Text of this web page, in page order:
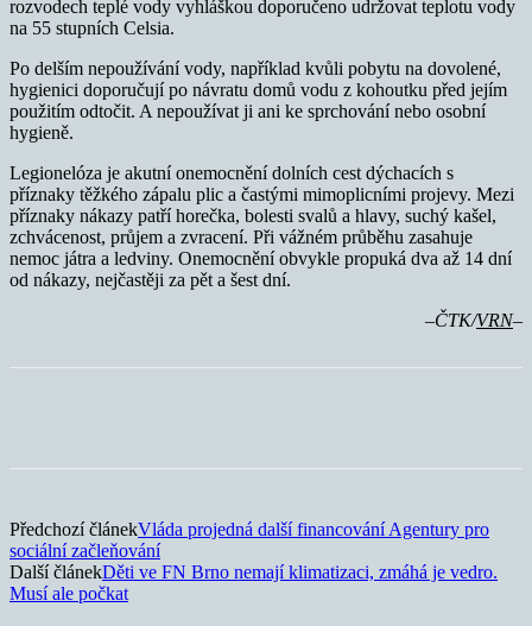
rozvodech teplé vody vyhláškou doporučeno udržovat teplotu vody
na 55 stupních Celsia.
Po delším nepoužívání vody, například kvůli pobytu na dovolené,
hygienici doporučují po návratu domů vodu z kohoutku před jejím
použitím odtočit. A nepoužívat ji ani ke sprchování nebo osobní
hygieně.
Legionelóza je akutní onemocnění dolních cest dýchacích s
příznaky těžkého zápalu plic a častými mimoplicními projevy. Mezi
příznaky nákazy patří horečka, bolesti svalů a hlavy, suchý kašel,
zchvácenost, průjem a zvracení. Při vážném průběhu zasahuje
nemoc játra a ledviny. Onemocnění obvykle propuká dva až 14 dní
od nákazy, nejčastěji za pět a šest dní.
–ČTK/VRN–
Předchozí článekVláda projedná další financování Agentury pro
sociální začleňování
Další článekDěti ve FN Brno nemají klimatizaci, zmáhá je vedro.
Musí ale počkat